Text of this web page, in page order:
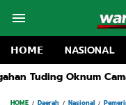
𝗛𝗢𝗠𝗘 NASIONAL
Minta Setoran
HOME Daerah Nasional